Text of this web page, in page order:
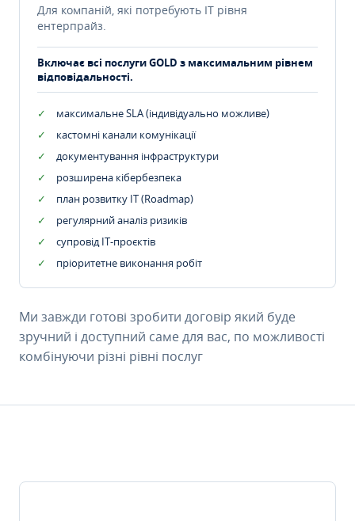
Для компаній, які потребують ІТ рівня
ентерпрайз.
Включає всі послуги GOLD з максимальним рівнем
відповідальності.
максимальне SLA (індивідуально можливе)
кастомні канали комунікації
документування інфраструктури
розширена кібербезпека
план розвитку IT (Roadmap)
регулярний аналіз ризиків
супровід ІТ-проєктів
пріоритетне виконання робіт
Ми завжди готові зробити договір який буде
зручний і доступний саме для вас, по можливості
комбінуючи різні рівні послуг